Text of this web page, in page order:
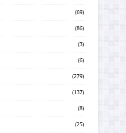
(69)
(86)
(3)
(6)
(279)
(137)
(8)
(25)